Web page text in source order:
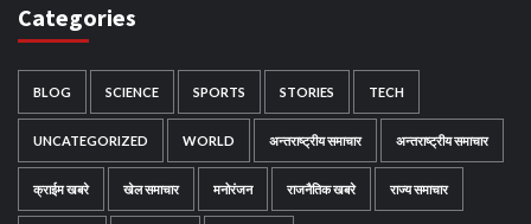
Categories
BLOG SCIENCE SPORTS STORIES TECH
UNCATEGORIZED WORLD अन्तराष्ट्रीय समाचार अन्तराष्ट्रीय समाचार
क्राईम खबरे खेल समाचार मनोरंजन राजनैतिक खबरे राज्य समाचार